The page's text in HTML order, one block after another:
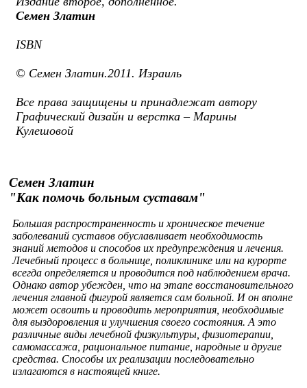
Семен Златин
ISBN
© Семен Златин.2011. Израиль
Все права защищены и принадлежат автору
Графический дизайн и верстка – Марины
Кулешовой
Семен Златин
"Как помочь больным суставам"
Большая распространенность и хроническое течение
заболеваний суставов обуславливает необходимость
знаний методов и способов их предупреждения и лечения.
Лечебный процесс в больнице, поликлинике или на курорте
всегда определяется и проводится под наблюдением врача.
Однако автор убежден, что на этапе восстановительного
лечения главной фигурой является сам больной. И он вполне
может освоить и проводить мероприятия, необходимые
для выздоровления и улучшения своего состояния. А это
различные виды лечебной физкультуры, физиотерапии,
самомассажа, рациональное питание, народные и другие
средства. Способы их реализации последовательно
излагаются в настоящей книге.